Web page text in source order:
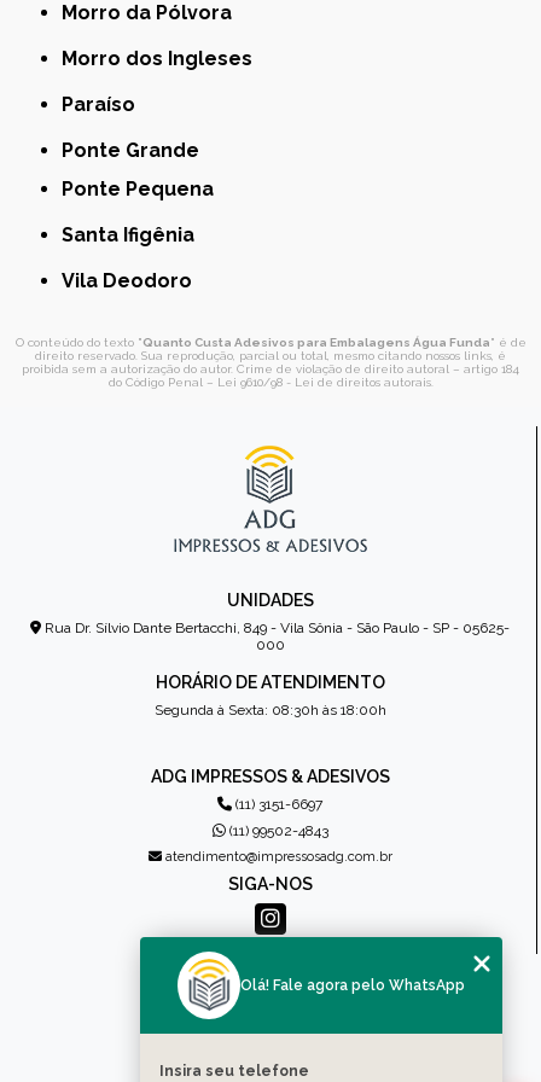
Morro da Pólvora
Morro dos Ingleses
Paraíso
Ponte Grande
Ponte Pequena
Santa Ifigênia
Vila Deodoro
O conteúdo do texto "Quanto Custa Adesivos para Embalagens Água Funda" é de
direito reservado. Sua reprodução, parcial ou total, mesmo citando nossos links, é
proibida sem a autorização do autor. Crime de violação de direito autoral – artigo 184
do Código Penal – Lei 9610/98 - Lei de direitos autorais.
UNIDADES
Rua Dr. Sílvio Dante Bertacchi, 849 - Vila Sônia - São Paulo - SP - 05625-
000
HORÁRIO DE ATENDIMENTO
Segunda à Sexta: 08:30h às 18:00h
ADG IMPRESSOS & ADESIVOS
(11) 3151-6697
(11) 99502-4843
atendimento@impressosadg.com.br
SIGA-NOS
MENU
QUEM SOMOS
PRODUTOS
Olá! Fale agora pelo WhatsApp
Insira seu telefone